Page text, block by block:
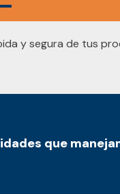
y segura de tus
que